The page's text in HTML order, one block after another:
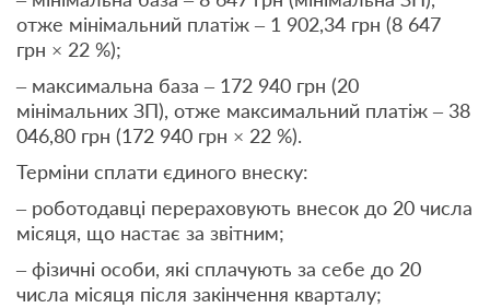
отже мінімальний платіж – 1 902,34 грн (8 647
грн × 22 %);
– максимальна база – 172 940 грн (20
мінімальних ЗП), отже максимальний платіж – 38
046,80 грн (172 940 грн × 22 %).
Терміни сплати єдиного внеску:
– роботодавці перераховують внесок до 20 числа
місяця, що настає за звітним;
– фізичні особи, які сплачують за себе до 20
числа місяця після закінчення кварталу;